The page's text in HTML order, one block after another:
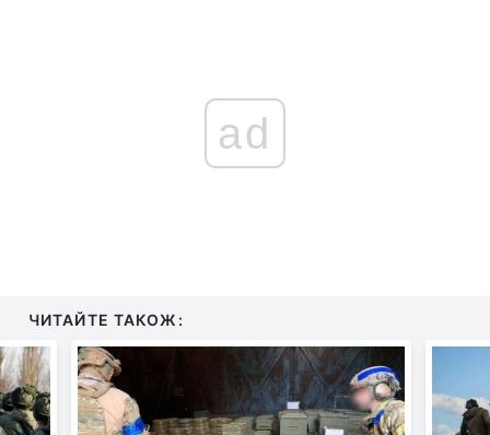
ad
ЧИТАЙТЕ ТАКОЖ: